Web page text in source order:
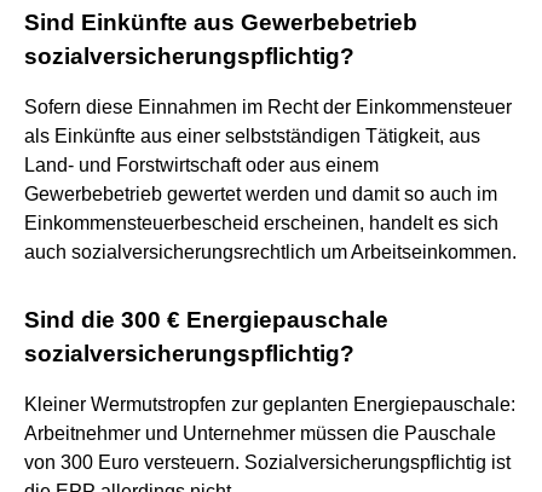
Sind Einkünfte aus Gewerbebetrieb
sozialversicherungspflichtig?
Sofern diese Einnahmen im Recht der Einkommensteuer
als Einkünfte aus einer selbstständigen Tätigkeit, aus
Land- und Forstwirtschaft oder aus einem
Gewerbebetrieb gewertet werden und damit so auch im
Einkommensteuerbescheid erscheinen, handelt es sich
auch sozialversicherungsrechtlich um Arbeitseinkommen.
Sind die 300 € Energiepauschale
sozialversicherungspflichtig?
Kleiner Wermutstropfen zur geplanten Energiepauschale:
Arbeitnehmer und Unternehmer müssen die Pauschale
von 300 Euro versteuern. Sozialversicherungspflichtig ist